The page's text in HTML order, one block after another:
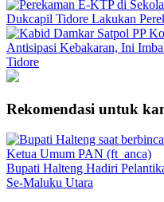
Dukcapil Tidore Lakukan
Antisipasi Kebakaran, Ini
Tidore
Rekomendasi untuk
Bupati Halteng Hadiri
Se-Maluku Utara